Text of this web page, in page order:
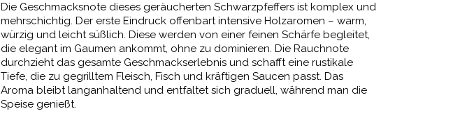
Die Geschmacksnote dieses geräucherten Schwarzpfeffers ist komplex und
mehrschichtig. Der erste Eindruck offenbart intensive Holzaromen – warm,
würzig und leicht süßlich. Diese werden von einer feinen Schärfe begleitet,
die elegant im Gaumen ankommt, ohne zu dominieren. Die Rauchnote
durchzieht das gesamte Geschmackserlebnis und schafft eine rustikale
Tiefe, die zu gegrilltem Fleisch, Fisch und kräftigen Saucen passt. Das
Aroma bleibt langanhaltend und entfaltet sich graduell, während man die
Speise genießt.